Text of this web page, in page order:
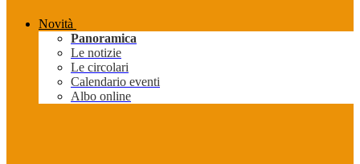
Novità
Panoramica
Le notizie
Le circolari
Calendario eventi
Albo online